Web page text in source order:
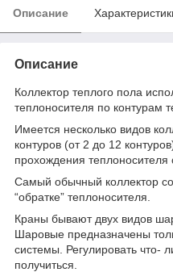
Описание
Описание
Коллектор теплого пола
теплоносителя по контурам
Имеется несколько видов
контуров (от 2 до 12
прохождения теплоносителя
Самый обычный коллектор
“обратке” теплоносителя.
Краны бывают двух видов
Шаровые предназначены
системы. Регулировать что-
получиться.